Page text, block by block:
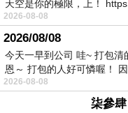
天空是你的極限，上！
2026-08-08
2026/08/08
今天一早到公司 哇~ 打包清
恩～ 打包的人好可憐喔！
2026-08-08
柒參